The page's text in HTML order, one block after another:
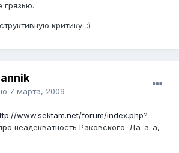
грязью.
критику. :)
7 марта, 2009
www.sektam.net/forum/index.php?
неадекватность Раковского. Да-а-а,